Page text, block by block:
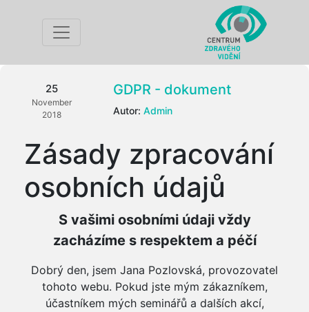
25
November
2018
GDPR - dokument
Autor:Admin
Zásady zpracování
osobních údajů
S vašimi osobními údaji vždy
zacházíme s respektem a péčí
Dobrý den, jsem Jana Pozlovská, provozovatel
tohoto webu. Pokud jste mým zákazníkem,
účastníkem mých seminářů a dalších akcí,